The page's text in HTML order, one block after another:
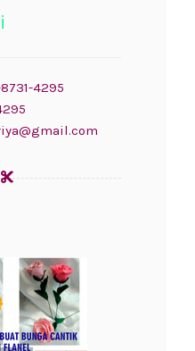
4295